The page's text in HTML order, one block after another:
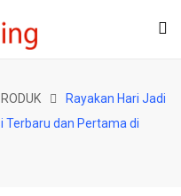
Rayakan Hari Jadi
Terbaru dan Pertama di